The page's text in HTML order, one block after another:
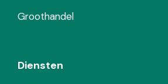
Groothandel
Diensten